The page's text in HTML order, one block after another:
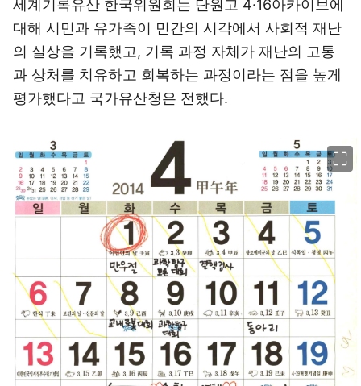
세계기록유산 한국위원회는 단원고 4·16아카이브에
대해 시민과 유가족이 민간의 시각에서 사회적 재난
의 실상을 기록했고, 기록 과정 자체가 재난의 고통
과 상처를 치유하고 회복하는 과정이라는 점을 높게
평가했다고 국가유산청은 전했다.